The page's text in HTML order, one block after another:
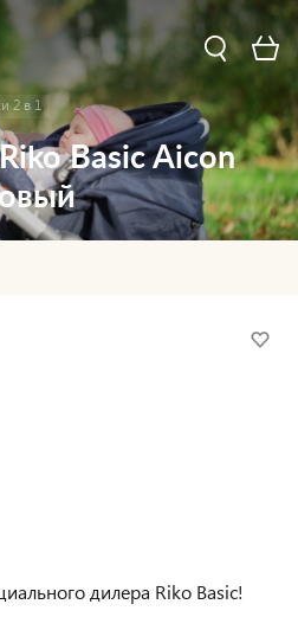
2 в 1
Basic Aicon
дилера Riko Basic!